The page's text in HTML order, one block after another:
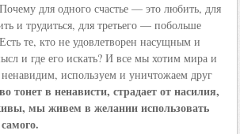
для одного счастье — это любить, для
и трудиться, для третьего — побольше
те, кто не удовлетворен насущным и
и где его искать? И все мы хотим мира и
используем и уничтожаем друг
тонет в ненависти, страдает от насилия,
мы живем в желании использовать